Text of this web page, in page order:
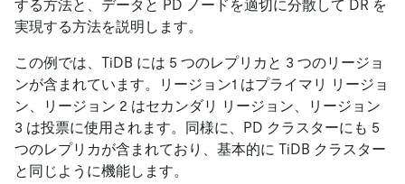
する方法と、データと PD ノードを適切に分散して DR を
実現する方法を説明します。
この例では、TiDB には 5 つのレプリカと 3 つのリージョ
ンが含まれています。リージョン1 はプライマリ リージョ
ン、リージョン 2 はセカンダリ リージョン、リージョン
3 は投票に使用されます。同様に、PD クラスターにも 5
つのレプリカが含まれており、基本的に TiDB クラスター
と同じように機能します。